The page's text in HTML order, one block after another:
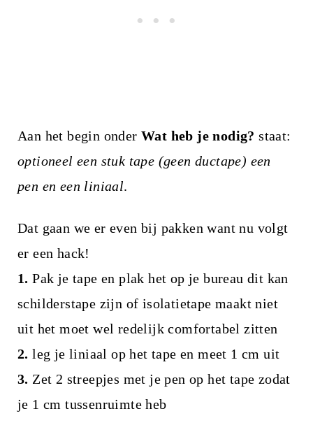
Aan het begin onder Wat heb je nodig?staat:
optioneel een stuk tape (geen ductape) een
pen en een liniaal.
Dat gaan we er even bij pakken want nu volgt
er een hack!
1. Pak je tape en plak het op je bureau dit kan
schilderstape zijn of isolatietape maakt niet
uit het moet wel redelijk comfortabel zitten
2. leg je liniaal op het tape en meet 1 cm uit
3. Zet 2 streepjes met je pen op het tape zodat
je 1 cm tussenruimte heb